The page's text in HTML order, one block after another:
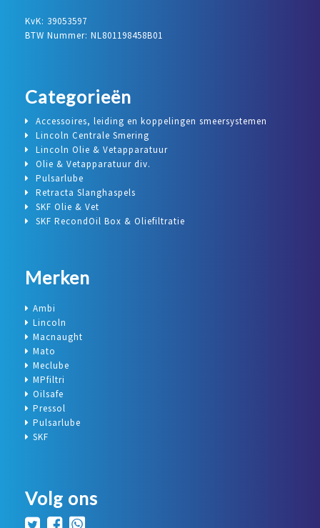
KvK: 39053597
BTW Nummer: NL801198458B01
Categorieën
Accessoires, leiding en koppelingen smeersystemen
Lincoln Centrale Smering
Lincoln Olie & Vetapparatuur
Olie & Vetapparatuur div.
Pulsarlube
Retracta Slanghaspels
SKF Olie & Vet
SKF RecondOil Box & Oliefiltratie
Merken
Ambi
Lincoln
Macnaught
Mato
Meclube
MPfiltri
Oilsafe
Pressol
Pulsarlube
SKF
Volg ons